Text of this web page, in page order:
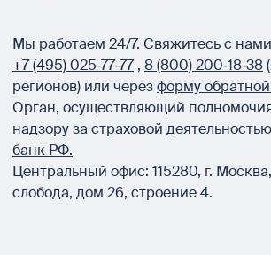
Мы работаем 24/7. Свяжитесь с
+7 (495) 025‑77‑77 , 8 (800) 200‑18‑38
регионов) или черезформу
Орган, осуществляющий
надзору за страховой
банк РФ.
Центральный офис: 115280, г. Москва,
слобода, дом 26, строение 4.